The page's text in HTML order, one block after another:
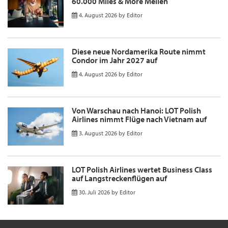
4. August 2026 by Editor
Diese neue Nordamerika Route nimmt
Condor im Jahr 2027 auf
4. August 2026 by Editor
Von Warschau nach Hanoi: LOT Polish
Airlines nimmt Flüge nach Vietnam auf
3. August 2026 by Editor
LOT Polish Airlines wertet Business Class
auf Langstreckenflügen auf
30. Juli 2026 by Editor